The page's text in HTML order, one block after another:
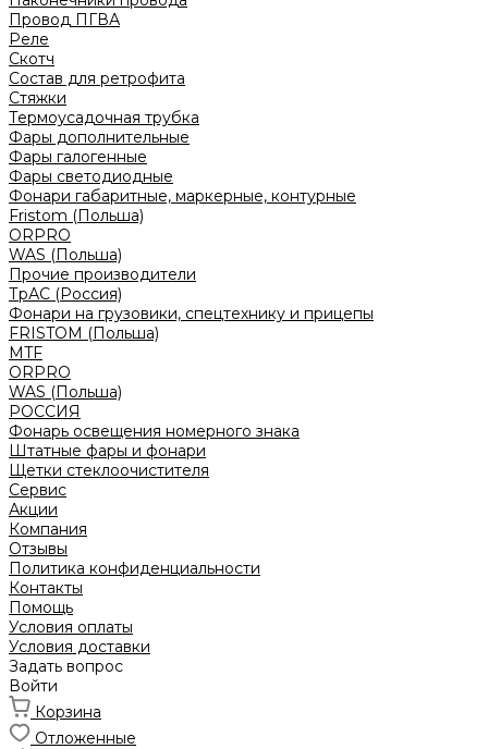
Провод ПГВА
Реле
Скотч
Состав для ретрофита
Стяжки
Термоусадочная трубка
Фары дополнительные
Фары галогенные
Фары светодиодные
Фонари габаритные, маркерные, контурные
Fristom (Польша)
ORPRO
WAS (Польша)
Прочие производители
ТрАС (Россия)
Фонари на грузовики, спецтехнику и прицепы
FRISTOM (Польша)
MTF
ORPRO
WAS (Польша)
РОССИЯ
Фонарь освещения номерного знака
Штатные фары и фонари
Щетки стеклоочистителя
Сервис
Акции
Компания
Отзывы
Политика конфиденциальности
Контакты
Помощь
Условия оплаты
Условия доставки
Задать вопрос
Войти
Корзина
Отложенные